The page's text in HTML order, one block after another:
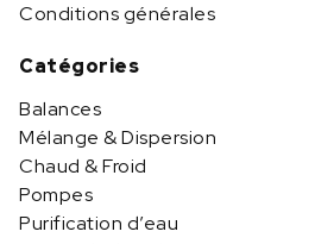
Conditions générales
Catégories
Balances
Mélange & Dispersion
Chaud & Froid
Pompes
Purification d’eau